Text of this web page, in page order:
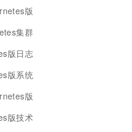
版
集群
版日志
版系统
版
版技术